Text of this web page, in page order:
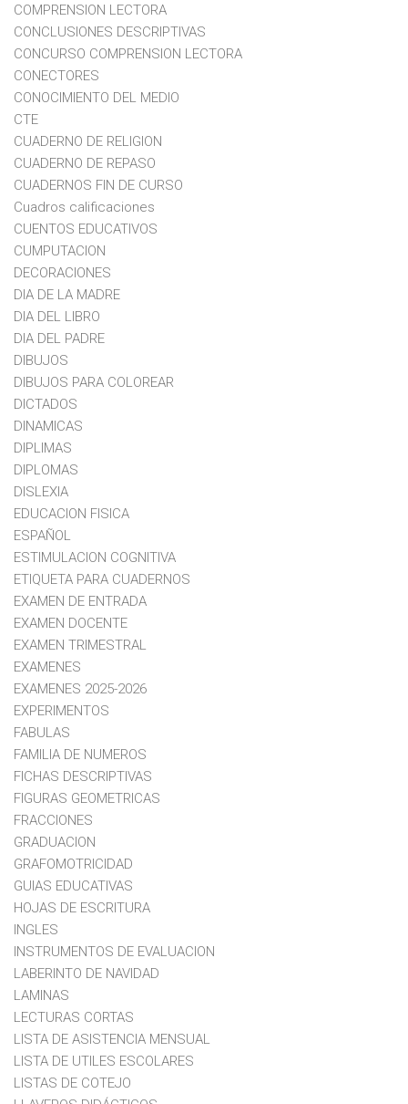
COMPRENSION LECTORA
CONCLUSIONES DESCRIPTIVAS
CONCURSO COMPRENSION LECTORA
CONECTORES
CONOCIMIENTO DEL MEDIO
CTE
CUADERNO DE RELIGION
CUADERNO DE REPASO
CUADERNOS FIN DE CURSO
Cuadros calificaciones
CUENTOS EDUCATIVOS
CUMPUTACION
DECORACIONES
DIA DE LA MADRE
DIA DEL LIBRO
DIA DEL PADRE
DIBUJOS
DIBUJOS PARA COLOREAR
DICTADOS
DINAMICAS
DIPLIMAS
DIPLOMAS
DISLEXIA
EDUCACION FISICA
ESPAÑOL
ESTIMULACION COGNITIVA
ETIQUETA PARA CUADERNOS
EXAMEN DE ENTRADA
EXAMEN DOCENTE
EXAMEN TRIMESTRAL
EXAMENES
EXAMENES 2025-2026
EXPERIMENTOS
FABULAS
FAMILIA DE NUMEROS
FICHAS DESCRIPTIVAS
FIGURAS GEOMETRICAS
FRACCIONES
GRADUACION
GRAFOMOTRICIDAD
GUIAS EDUCATIVAS
HOJAS DE ESCRITURA
INGLES
INSTRUMENTOS DE EVALUACION
LABERINTO DE NAVIDAD
LAMINAS
LECTURAS CORTAS
LISTA DE ASISTENCIA MENSUAL
LISTA DE UTILES ESCOLARES
LISTAS DE COTEJO